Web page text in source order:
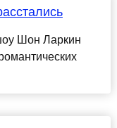
Шон Ларкин